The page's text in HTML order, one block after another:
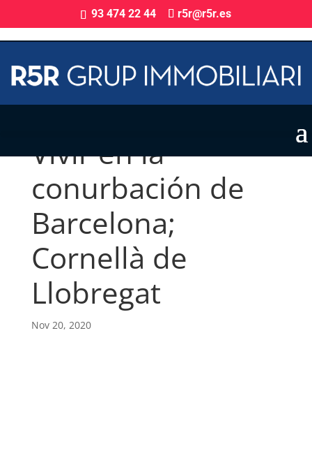
93 474 22 44 r5r@r5r.es
Vivir en la
conurbación de
Barcelona;
Cornellà de
Llobregat
Nov 20, 2020